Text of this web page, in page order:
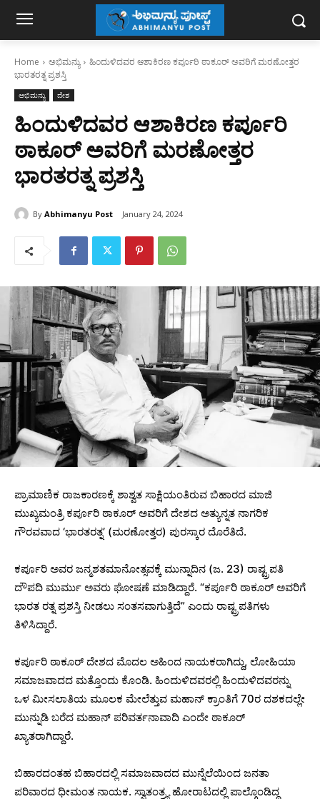
Home ಅಭಿಮನ್ಯು
ಹಿಂದುಳಿದವರ ಆಶಾಕಿರಣ ಕರ್ಪೂರಿ ಠಾಕೂರ್‌ ಅವರಿಗೆ ಮರಣೋತ್ತರ
ಭಾರತರತ್ನ ಪ್ರಶಸ್ತಿ
ಅಭಿಮನ್ಯು ದೇಶ
ಹಿಂದುಳಿದವರ ಆಶಾಕಿರಣ ಕರ್ಪೂರಿ
ಠಾಕೂರ್‌ ಅವರಿಗೆ ಮರಣೋತ್ತರ
ಭಾರತರತ್ನ ಪ್ರಶಸ್ತಿ
By Abhimanyu Post January 24, 2024
ಪ್ರಾಮಾಣಿಕ ರಾಜಕಾರಣಕ್ಕೆ ಶಾಶ್ವತ ಸಾಕ್ಷಿಯಂತಿರುವ ಬಿಹಾರದ ಮಾಜಿ
ಮುಖ್ಯಮಂತ್ರಿ ಕರ್ಪೂರಿ ಠಾಕೂರ್ ಅವರಿಗೆ ದೇಶದ ಅತ್ಯುನ್ನತ ನಾಗರಿಕ
ಗೌರವವಾದ ‘ಭಾರತರತ್ನ’ (ಮರಣೋತ್ತರ) ಪುರಸ್ಕಾರ ದೊರೆತಿದೆ.
ಕರ್ಪೂರಿ ಅವರ ಜನ್ಮಶತಮಾನೋತ್ಸವಕ್ಕೆ ಮುನ್ನಾದಿನ (ಜ. 23) ರಾಷ್ಟ್ರಪತಿ
ದೌಪದಿ ಮುರ್ಮು ಅವರು ಘೋಷಣೆ ಮಾಡಿದ್ದಾರೆ. “ಕರ್ಪೂರಿ ಠಾಕೂರ್ ಅವರಿಗೆ
ಭಾರತ ರತ್ನ ಪ್ರಶಸ್ತಿ ನೀಡಲು ಸಂತಸವಾಗುತ್ತಿದೆ” ಎಂದು ರಾಷ್ಟ್ರಪತಿಗಳು
ತಿಳಿಸಿದ್ದಾರೆ.
ಕರ್ಪೂರಿ ಠಾಕೂರ್ ದೇಶದ ಮೊದಲ ಅಹಿಂದ ನಾಯಕರಾಗಿದ್ದು, ಲೋಹಿಯಾ
ಸಮಾಜವಾದದ ಮತ್ತೊಂದು ಕೊಂಡಿ. ಹಿಂದುಳಿದವರಲ್ಲಿ ಹಿಂದುಳಿದವರನ್ನು
ಒಳ ಮೀಸಲಾತಿಯ ಮೂಲಕ ಮೇಲೆತ್ತುವ ಮಹಾನ್ ಕ್ರಾಂತಿಗೆ 70ರ ದಶಕದಲ್ಲೇ
ಮುನ್ನುಡಿ ಬರೆದ ಮಹಾನ್ ಪರಿವರ್ತನಾವಾದಿ ಎಂದೇ ಠಾಕೂರ್
ಖ್ಯಾತರಾಗಿದ್ದಾರೆ.
ಬಿಹಾರದಂತಹ ಬಿಹಾರದಲ್ಲಿ ಸಮಾಜವಾದದ ಮುನ್ನೆಲೆಯಿಂದ ಜನತಾ
ಪರಿವಾರದ ಧೀಮಂತ ನಾಯಕ. ಸ್ವಾತಂತ್ರ್ಯ ಹೋರಾಟದಲ್ಲಿ ಪಾಲ್ಗೊಂಡಿದ್ದ